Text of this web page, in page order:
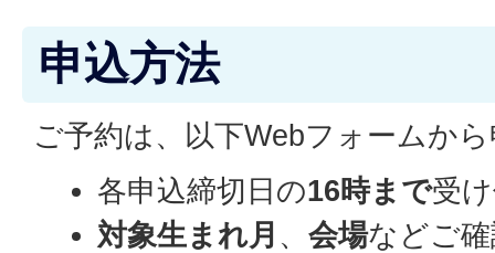
申込方法
ご予約は、以下Webフォームか
各申込締切日の16時まで受
対象生まれ月 、会場などご